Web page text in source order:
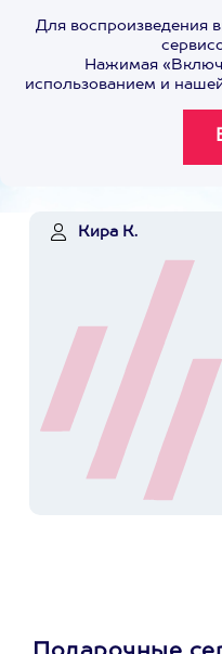
Для воспроизведения
Нажимая
использованием и
Кира К.